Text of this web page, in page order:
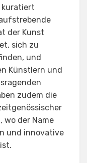
kuratiert
der Kunst
sich zu
und
Künstlern und
zudem die
wo der Name
und innovative